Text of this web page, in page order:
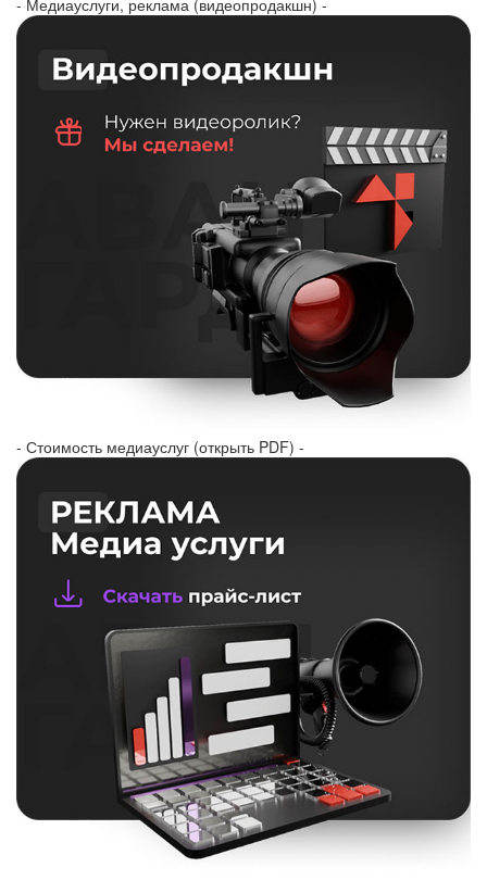
- Стоимость медиауслуг (открыть PDF) -